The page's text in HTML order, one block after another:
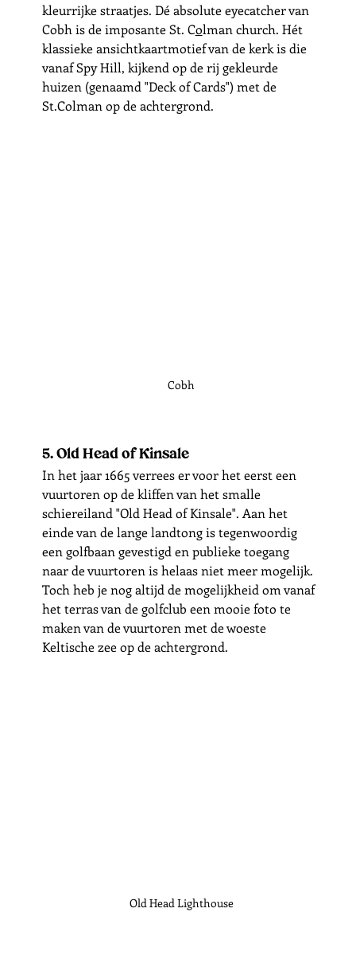
kleurrijke straatjes. Dé absolute eyecatcher van
Cobh is de imposante St. Colman church. Hét
klassieke ansichtkaartmotief van de kerk is die
vanaf Spy Hill, kijkend op de rij gekleurde
huizen (genaamd "Deck of Cards") met de
St.Colman op de achtergrond.
Cobh
5. Old Head of Kinsale
In het jaar 1665 verrees er voor het eerst een
vuurtoren op de kliffen van het smalle
schiereiland "Old Head of Kinsale". Aan het
einde van de lange landtong is tegenwoordig
een golfbaan gevestigd en publieke toegang
naar de vuurtoren is helaas niet meer mogelijk.
Toch heb je nog altijd de mogelijkheid om vanaf
het terras van de golfclub een mooie foto te
maken van de vuurtoren met de woeste
Keltische zee op de achtergrond.
Old Head Lighthouse